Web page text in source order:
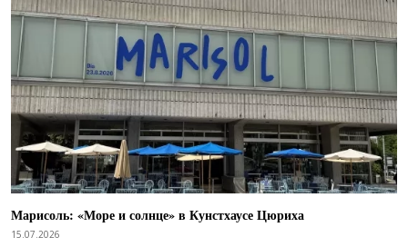
Марисоль: «Море и солнце» в Кунстхаусе Цюриха
15.07.2026